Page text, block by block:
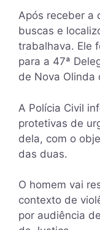
Após receber a
buscas e
trabalhava. Ele
para a 47ª
de Nova Olinda
A Polícia Civil
protetivas de
dela, com o
das duas.
O homem vai
contexto de
por audiência